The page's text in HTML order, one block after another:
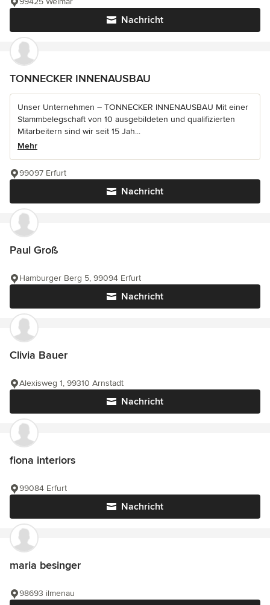
Nachricht
TONNECKER INNENAUSBAU
Unser Unternehmen – TONNECKER INNENAUSBAU Mit einer
Stammbelegschaft von 10 ausgebildeten und qualifizierten
Mitarbeitern sind wir seit 15 Jah...
Mehr
Nachricht
99097 Erfurt
Paul Groß
Nachricht
Hamburger Berg 5, 99094 Erfurt
Clivia Bauer
Nachricht
Alexisweg 1, 99310 Arnstadt
fiona interiors
Nachricht
99084 Erfurt
maria besinger
98693 ilmenau